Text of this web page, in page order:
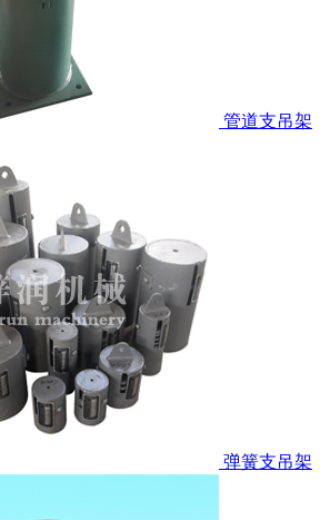
管道支吊架
弹簧支吊架